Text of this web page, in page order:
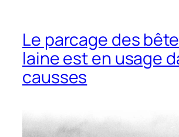
Le parcage des
laine est en usage
causses